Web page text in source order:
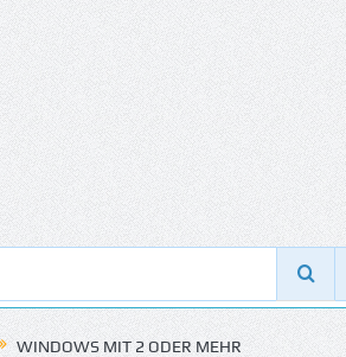
WINDOWS MIT 2 ODER MEHR